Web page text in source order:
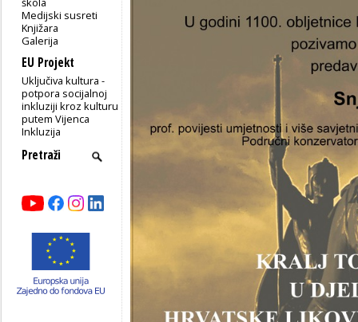
Medijski susreti
Knjižara
Galerija
EU Projekt
Uključiva kultura -
potpora socijalnoj
inkluziji kroz kulturu
putem Vijenca
Inkluzija